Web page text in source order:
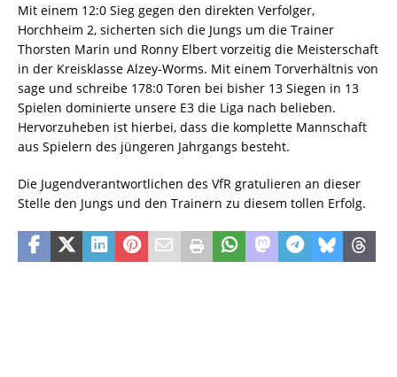
Mit einem 12:0 Sieg gegen den direkten Verfolger,
Horchheim 2, sicherten sich die Jungs um die Trainer
Thorsten Marin und Ronny Elbert vorzeitig die Meisterschaft
in der Kreisklasse Alzey-Worms. Mit einem Torverhältnis von
sage und schreibe 178:0 Toren bei bisher 13 Siegen in 13
Spielen dominierte unsere E3 die Liga nach belieben.
Hervorzuheben ist hierbei, dass die komplette Mannschaft
aus Spielern des jüngeren Jahrgangs besteht.
Die Jugendverantwortlichen des VfR gratulieren an dieser
Stelle den Jungs und den Trainern zu diesem tollen Erfolg.